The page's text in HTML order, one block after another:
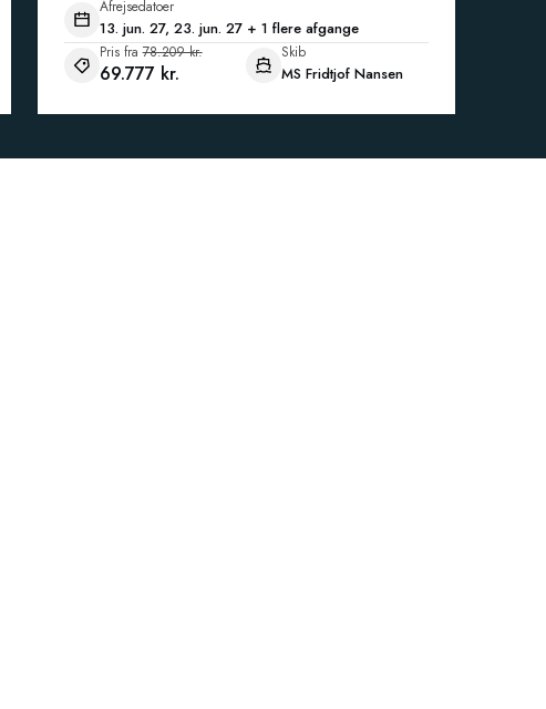
Afrejsedatoer
13. jun. 27, 23. jun. 27 + 1 flere afgange
Pris fra 78.209 kr.
69.777 kr.
Skib
MS Fridtjof Nansen